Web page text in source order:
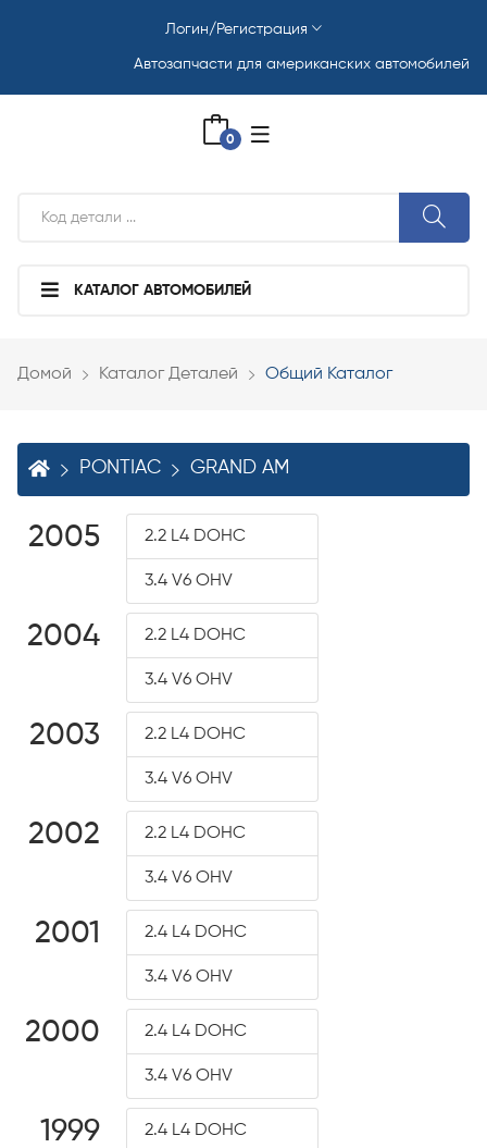
Автозапчасти для американских автомобилей
Логин/Регистрация
0
КАТАЛОГ АВТОМОБИЛЕЙ
Домой Каталог Деталей Общий Каталог
PONTIAC GRAND AM
2005 2.2 L4 DOHC
3.4 V6 OHV
2004 2.2 L4 DOHC
3.4 V6 OHV
2003 2.2 L4 DOHC
3.4 V6 OHV
2002 2.2 L4 DOHC
3.4 V6 OHV
2001 2.4 L4 DOHC
3.4 V6 OHV
2000 2.4 L4 DOHC
3.4 V6 OHV
1999 2.4 L4 DOHC